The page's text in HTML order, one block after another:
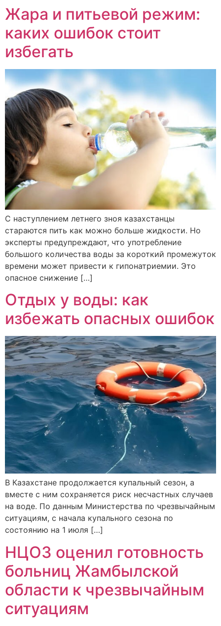
Жара и питьевой режим:
каких ошибок стоит
избегать
С наступлением летнего зноя казахстанцы
стараются пить как можно больше жидкости. Но
эксперты предупреждают, что употребление
большого количества воды за короткий промежуток
времени может привести к гипонатриемии. Это
опасное снижение […]
Отдых у воды: как
избежать опасных ошибок
В Казахстане продолжается купальный сезон, а
вместе с ним сохраняется риск несчастных случаев
на воде. По данным Министерства по чрезвычайным
ситуациям, с начала купального сезона по
состоянию на 1 июля […]
НЦОЗ оценил готовность
больниц Жамбылской
области к чрезвычайным
ситуациям